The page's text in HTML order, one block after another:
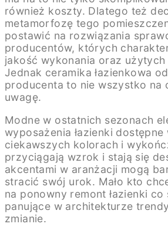
również koszty. Dlatego też
metamorfozę tego
postawić na rozwiązania
producentów, których
jakość wykonania oraz użytych
Jednak ceramika łazienkowa
producenta to nie wszystko na
uwagę.
Modne w ostatnich sezonach
wyposażenia łazienki dostępne
ciekawszych kolorach i
przyciągają wzrok i stają się
akcentami w aranżacji mogą
stracić swój urok. Mało kto
na ponowny remont łazienki co
panujące w architekturze
zmianie.